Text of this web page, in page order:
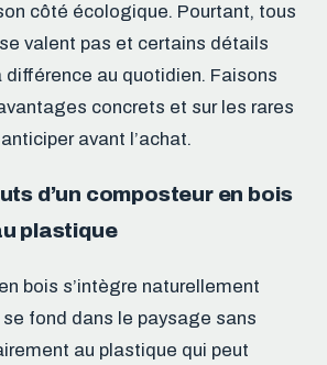
côté écologique. Pourtant, tous
valent pas et certains détails
au quotidien. Faisons
concrets et sur les rares
avant l’achat.
d’un composteur en bois
plastique
bois s’intègre naturellement
fond dans le paysage sans
au plastique qui peut